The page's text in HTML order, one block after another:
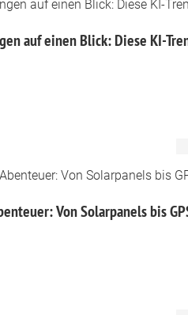
auf einen Blick: Diese KI-
Von Solarpanels bis